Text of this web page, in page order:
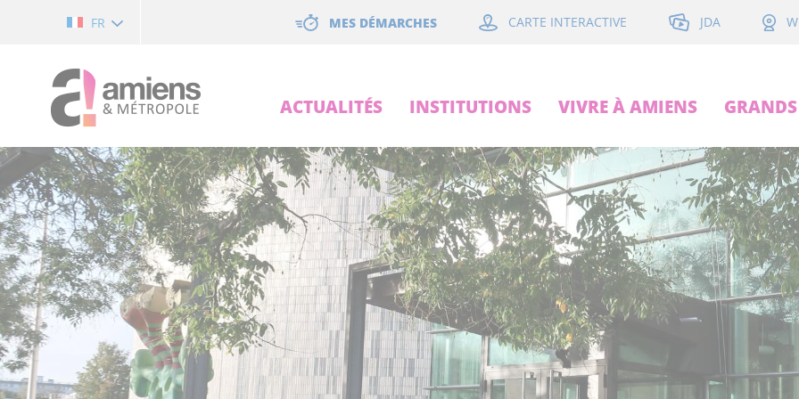
FR MES DÉMARCHES CARTE INTERACTIVE JDA
ACTUALITÉS INSTITUTIONS VIVRE À AMIENS